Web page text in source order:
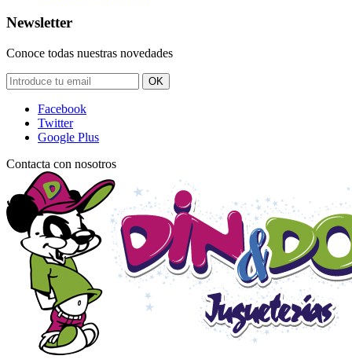
Newsletter
Conoce todas nuestras novedades
OK
Facebook
Twitter
Google Plus
Contacta con nosotros